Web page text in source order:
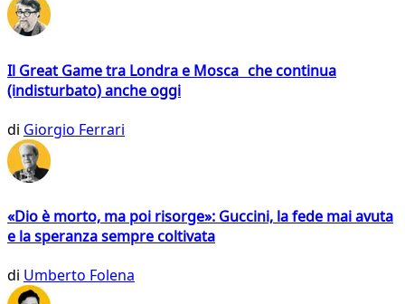
Il Great Game tra Londra e Mosca che continua
(indisturbato) anche oggi
di Giorgio Ferrari
«Dio è morto, ma poi risorge»: Guccini, la fede mai avuta
e la speranza sempre coltivata
di Umberto Folena